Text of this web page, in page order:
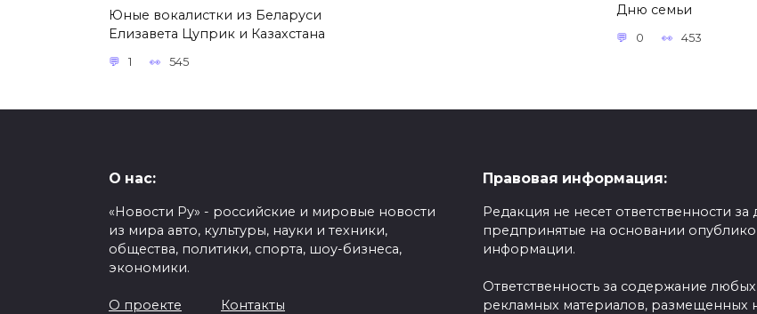
Юные вокалистки из Беларуси
Елизавета Цуприк и Казахстана
1 545
Дню семьи
0 453
О нас:
«Новости Ру» - российские и мировые новости
из мира авто, культуры, науки и техники,
общества, политики, спорта, шоу-бизнеса,
экономики.
О проекте Контакты
Правовая информация:
Редакция не несет ответственности за
предпринятые на основании
информации.
Ответственность за содержание любых
рекламных материалов, размещенных